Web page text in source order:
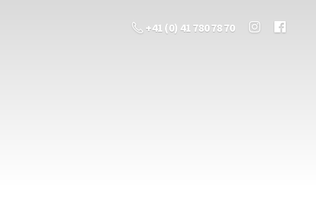
+41 (0) 41 780 78 70